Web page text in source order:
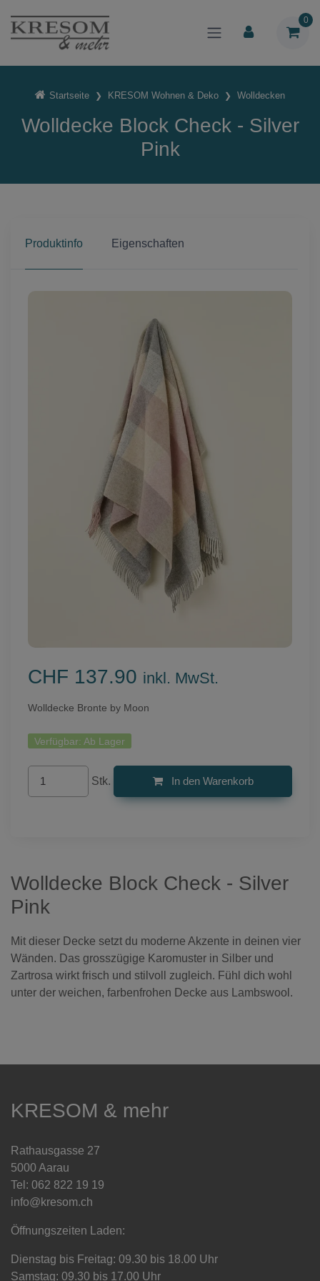
0
Startseite KRESOM Wohnen & Deko Wolldecken
Wolldecke Block Check - Silver
Pink
Produktinfo Eigenschaften
CHF 137.90 inkl. MwSt.
Wolldecke Bronte by Moon
Verfügbar: Ab Lager
Stk. In den Warenkorb
Wolldecke Block Check - Silver
Pink
Mit dieser Decke setzt du moderne Akzente in deinen vier
Wänden. Das grosszügige Karomuster in Silber und
Zartrosa wirkt frisch und stilvoll zugleich. Fühl dich wohl
unter der weichen, farbenfrohen Decke aus Lambswool.
KRESOM & mehr
Rathausgasse 27
5000 Aarau
Tel: 062 822 19 19
info@kresom.ch
Öffnungszeiten Laden:
Dienstag bis Freitag: 09.30 bis 18.00 Uhr
Samstag: 09.30 bis 17.00 Uhr